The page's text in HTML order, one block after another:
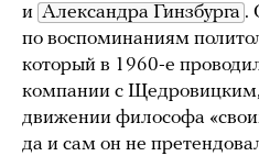
и Александра Гинзбурга .
по воспоминаниям
который в 1960-е
компании с
движении философа
да и сам он не